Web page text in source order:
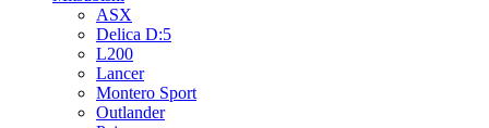
ASX
Delica D:5
L200
Lancer
Montero Sport
Outlander